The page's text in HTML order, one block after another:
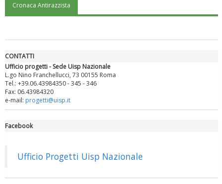
"Superare gli ostacoli": la relazione di Tiziano Pesce al CN Uisp
rivoluzioni"
Cronaca Antirazzista
CONTATTI
Ufficio progetti - Sede Uisp Nazionale
L.go Nino Franchellucci, 73 00155 Roma
Tel.: +39.06.43984350 - 345 - 346
Fax: 06.43984320
e-mail: progetti@uisp.it
Facebook
Ufficio Progetti Uisp Nazionale